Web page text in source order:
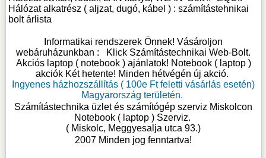
Hálózat alkatrész ( aljzat, dugó, kábel ) : számítástehnikai
bolt árlista
Informatikai rendszerek Önnek! Vásároljon
webáruházunkban : Klick Számítástechnikai Web-Bolt.
Akciós laptop ( notebook ) ajánlatok! Notebook ( laptop )
akciók Két hetente! Minden hétvégén új akció.
Ingyenes házhozszállítás ( 100e Ft feletti vásárlás esetén)
Magyarország területén.
Számítástechnika üzlet és számítógép szerviz Miskolcon
Notebook ( laptop ) Szerviz.
( Miskolc, Meggyesalja utca 93.)
2007 Minden jog fenntartva!